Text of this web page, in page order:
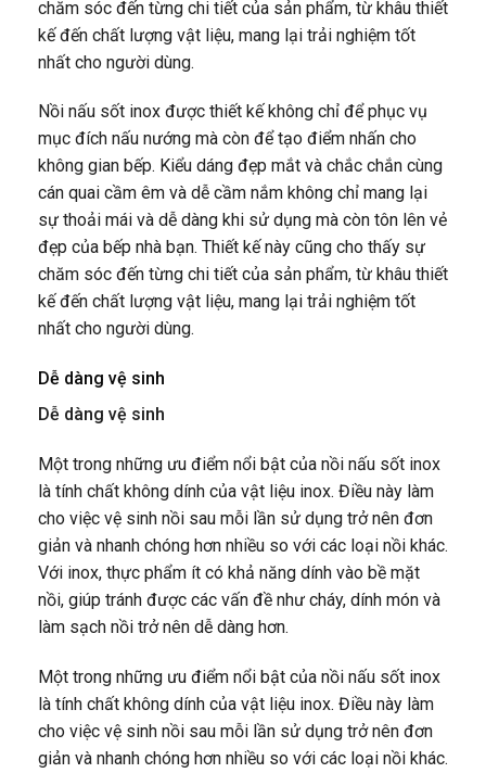
chăm sóc đến từng chi tiết của sản phẩm, từ khâu thiết
kế đến chất lượng vật liệu, mang lại trải nghiệm tốt
nhất cho người dùng.
Nồi nấu sốt inox được thiết kế không chỉ để phục vụ
mục đích nấu nướng mà còn để tạo điểm nhấn cho
không gian bếp. Kiểu dáng đẹp mắt và chắc chắn cùng
cán quai cầm êm và dễ cầm nắm không chỉ mang lại
sự thoải mái và dễ dàng khi sử dụng mà còn tôn lên vẻ
đẹp của bếp nhà bạn. Thiết kế này cũng cho thấy sự
chăm sóc đến từng chi tiết của sản phẩm, từ khâu thiết
kế đến chất lượng vật liệu, mang lại trải nghiệm tốt
nhất cho người dùng.
Dễ dàng vệ sinh
Dễ dàng vệ sinh
Một trong những ưu điểm nổi bật của nồi nấu sốt inox
là tính chất không dính của vật liệu inox. Điều này làm
cho việc vệ sinh nồi sau mỗi lần sử dụng trở nên đơn
giản và nhanh chóng hơn nhiều so với các loại nồi khác.
Với inox, thực phẩm ít có khả năng dính vào bề mặt
nồi, giúp tránh được các vấn đề như cháy, dính món và
làm sạch nồi trở nên dễ dàng hơn.
Một trong những ưu điểm nổi bật của nồi nấu sốt inox
là tính chất không dính của vật liệu inox. Điều này làm
cho việc vệ sinh nồi sau mỗi lần sử dụng trở nên đơn
giản và nhanh chóng hơn nhiều so với các loại nồi khác.